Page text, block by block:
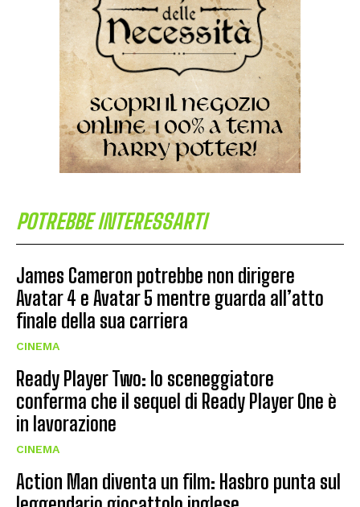
POTREBBE INTERESSARTI
James Cameron potrebbe non dirigere
Avatar 4 e Avatar 5 mentre guarda all’atto
finale della sua carriera
CINEMA
Ready Player Two: lo sceneggiatore
conferma che il sequel di Ready Player One è
in lavorazione
CINEMA
Action Man diventa un film: Hasbro punta sul